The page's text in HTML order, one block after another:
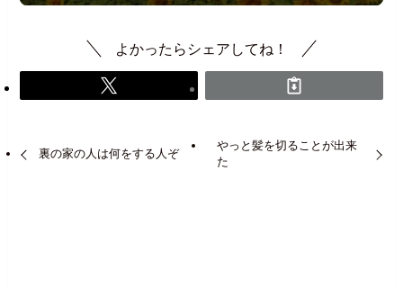
よかったらシェアしてね！
裏の家の人は何をする人ぞ
やっと髪を切ることが出来
た